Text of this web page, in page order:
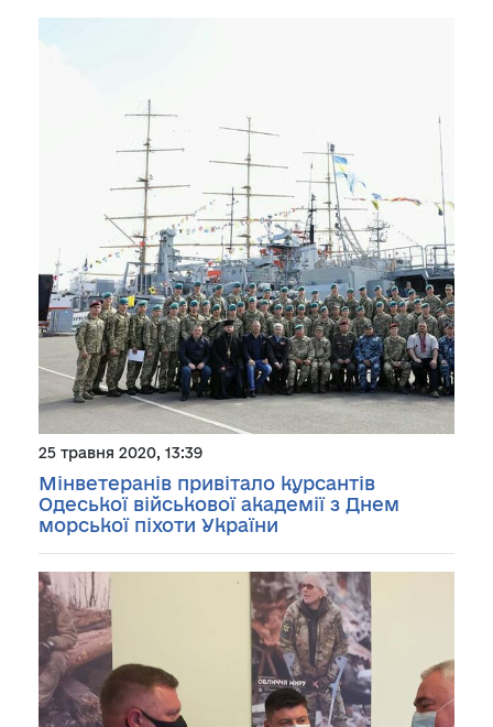
25 травня 2020, 13:39
Мінветеранів привітало курсантів
Одеської військової академії з Днем
морської піхоти України